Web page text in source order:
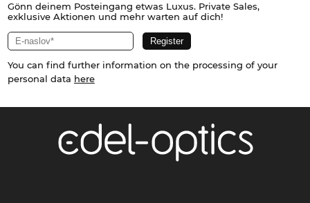
Gönn deinem Posteingang etwas Luxus. Private Sales,
exklusive Aktionen und mehr warten auf dich!
You can find further information on the processing of your
personal data here